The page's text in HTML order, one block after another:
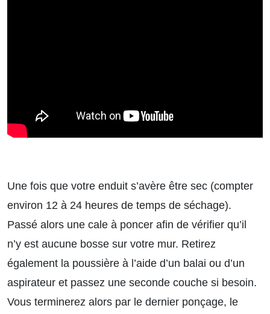
Une fois que votre enduit s’avère être sec (compter
environ 12 à 24 heures de temps de séchage).
Passé alors une cale à poncer afin de vérifier qu’il
n’y est aucune bosse sur votre mur. Retirez
également la poussière à l’aide d’un balai ou d’un
aspirateur et passez une seconde couche si besoin.
Vous terminerez alors par le dernier ponçage, le